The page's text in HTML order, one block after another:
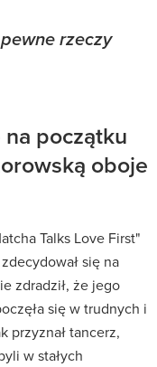
rzeczy
na początku
oboje
Talks Love First"
się na
zdradził, że jego
się w trudnych i
przyznał tancerz,
w stałych